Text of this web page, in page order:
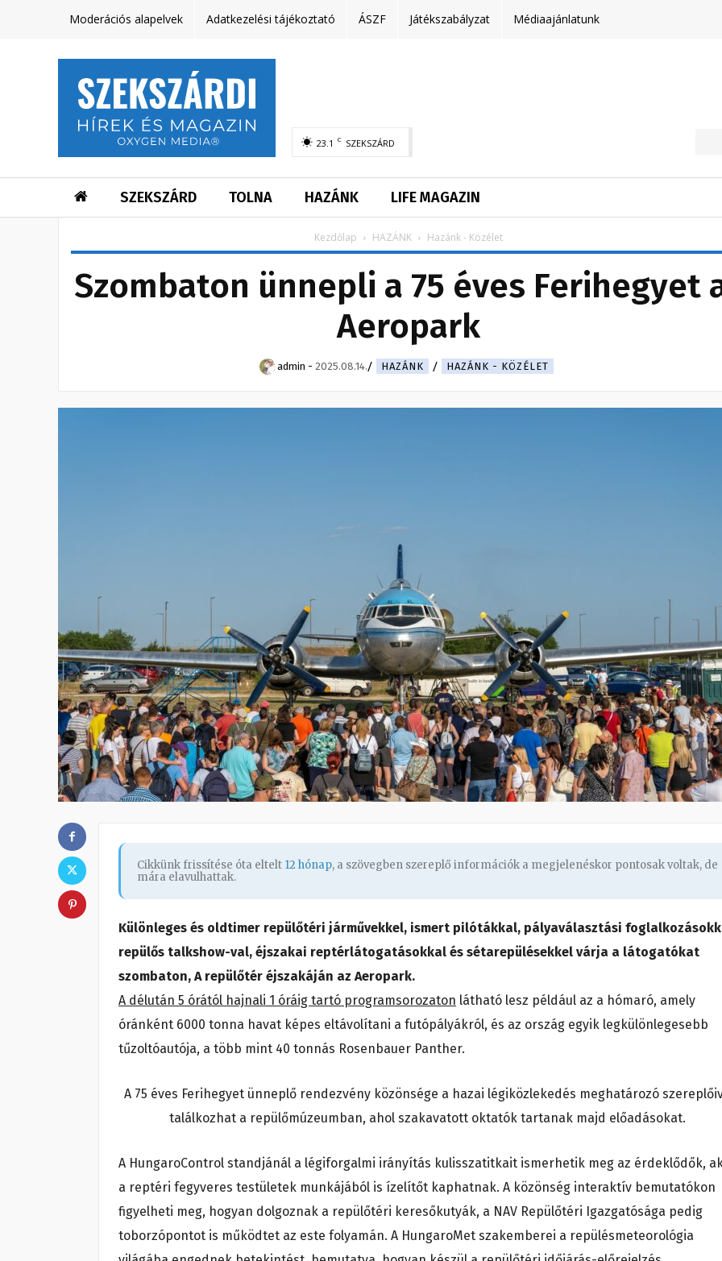
Moderációs alapelvek Adatkezelési tájékoztató ÁSZF Játékszabályzat Médiaajánlatunk
23.1 C SZEKSZÁRD
SZEKSZÁRD TOLNA HAZÁNK LIFE MAGAZIN
Kezdőlap HAZÁNK Hazánk - Közélet
Szombaton ünnepli a 75 éves Ferihegyet
Aeropark
admin - 2025.08.14. HAZÁNK HAZÁNK - KÖZÉLET
Cikkünk frissítése óta eltelt 12 hónap, a szövegben szereplő információk a megjelenéskor pontosak voltak, de
mára elavulhattak.
Különleges és oldtimer repülőtéri járművekkel, ismert pilótákkal, pályaválasztási
repülős talkshow-val, éjszakai reptérlátogatásokkal és sétarepülésekkel várja a látogatókat
szombaton, A repülőtér éjszakáján az Aeropark.
A délután 5 órától hajnali 1 óráig tartó programsorozaton látható lesz például az a hómaró, amely
óránként 6000 tonna havat képes eltávolítani a futópályákról, és az ország egyik legkülönlegesebb
tűzoltóautója, a több mint 40 tonnás Rosenbauer Panther.
A 75 éves Ferihegyet ünneplő rendezvény közönsége a hazai légiközlekedés meghatározó
találkozhat a repülőmúzeumban, ahol szakavatott oktatók tartanak majd előadásokat.
A HungaroControl standjánál a légiforgalmi irányítás kulisszatitkait ismerhetik meg az érdeklődők,
a reptéri fegyveres testületek munkájából is ízelítőt kaphatnak. A közönség interaktív bemutatókon
figyelheti meg, hogyan dolgoznak a repülőtéri keresőkutyák, a NAV Repülőtéri Igazgatósága pedig
toborzópontot is működtet az este folyamán. A HungaroMet szakemberei a repülésmeteorológia